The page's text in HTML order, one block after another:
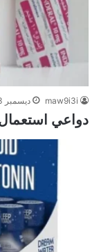
maw9i3i ديسمبر 3, 2023
دواعي استعمال اندرال 10